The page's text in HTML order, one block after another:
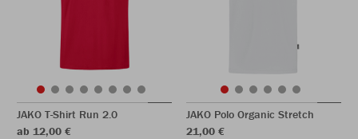
JAKO T-Shirt Run 2.0
ab 12,00 €
JAKO Polo Organic Stretch
21,00 €